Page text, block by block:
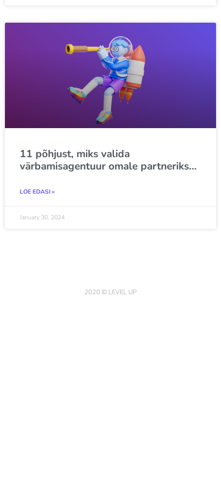
11 põhjust, miks valida
värbamisagentuur omale partneriks…
LOE EDASI »
January 30, 2024
2020 © LEVEL UP